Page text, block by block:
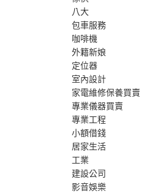
八大
包車服務
咖啡機
外籍新娘
定位器
室內設計
家電維修保養買賣
專業儀器買賣
專業工程
小額借錢
居家生活
工業
建設公司
影音娛樂